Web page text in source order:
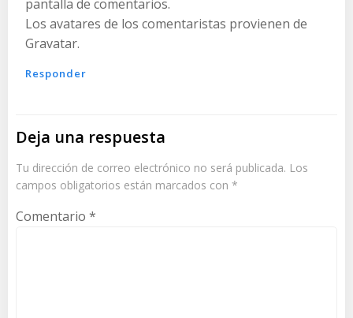
pantalla de comentarios.
Los avatares de los comentaristas provienen de
Gravatar.
Responder
Deja una respuesta
Tu dirección de correo electrónico no será publicada. Los
campos obligatorios están marcados con *
Comentario *